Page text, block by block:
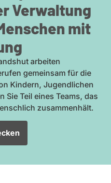
Verwaltung
mit
arbeiten
gemeinsam für die
Kindern, Jugend­lichen
Sie Teil eines Teams, das
zusam­menhält.